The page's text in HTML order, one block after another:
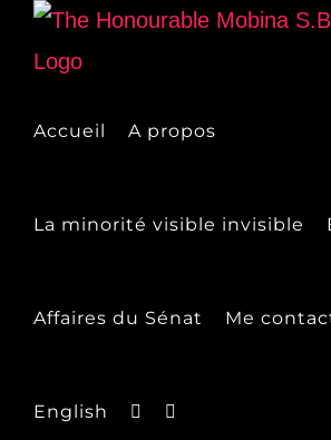
Skip
Accueil A propos
La minorité visible invisible
Affaires du Sénat Me
English